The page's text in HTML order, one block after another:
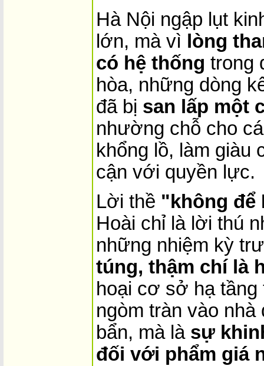
Hà Nội ngập lụt
lớn, mà vì lòng
có hệ thống trong
hòa, những dòng
đã bị san lấp một
nhường chỗ cho
khổng lồ, làm giàu
cận với quyền lực.
Lời thề "không để
Hoài chỉ là lời thú
những nhiệm kỳ
túng, thậm chí là
hoại cơ sở hạ
ngòm tràn vào
bẩn, mà là sự
đối với phẩm giá